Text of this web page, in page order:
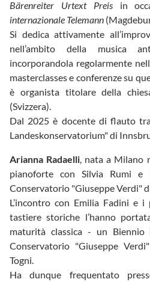
Bärenreiter Urtext Preisin
internazionale Telemann
Si dedica attivamente
nell’ambito della musica
incorporandola regolarmente
masterclasses e conferenze su
è organista titolare della
(Svizzera).
Dal 2025 è docente di flauto
Landeskonservatorium" di
Arianna Radaelli , nata a
pianoforte con Silvia Rumi e
Conservatorio "Giuseppe Verdi"
L’incontro con Emilia Fadini e
tastiere storiche l’hanno
maturità classica - un Biennio
Conservatorio "Giuseppe
Togni.
Ha dunque frequentato